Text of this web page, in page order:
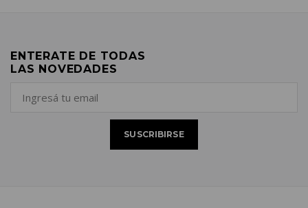
ENTERATE DE TODAS
LAS NOVEDADES